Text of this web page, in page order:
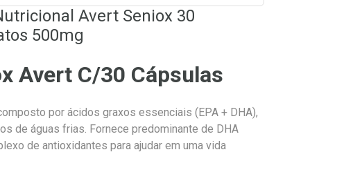
Avert Seniox 30
500mg
Avert C/30 Cápsulas
por ácidos graxos essenciais (EPA + DHA),
de águas frias. Fornece predominante de DHA
de antioxidantes para ajudar em uma vida